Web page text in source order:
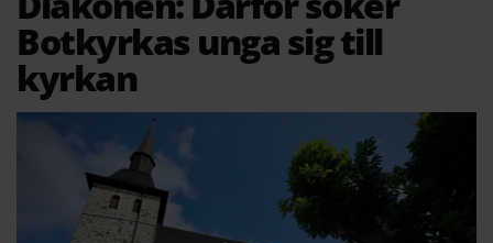
Botkyrkas unga sig till
kyrkan